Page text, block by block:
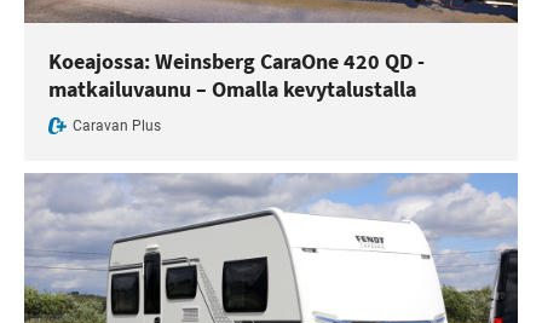
Koeajossa: Weinsberg CaraOne 420 QD -
matkailuvaunu – Omalla kevytalustalla
Caravan Plus